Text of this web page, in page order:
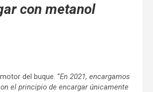
con metanol
del buque. “En 2021, encargamos
el principio de encargar únicamente